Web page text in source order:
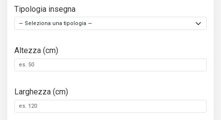
Tipologia insegna
Altezza (cm)
Larghezza (cm)